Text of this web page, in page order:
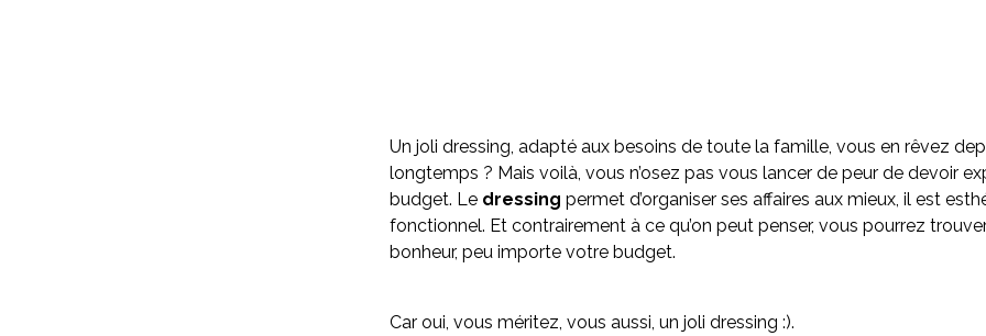
Un joli dressing, adapté aux besoins de toute la famille, vous en rêvez
longtemps ? Mais voilà, vous n’osez pas vous lancer de peur de devoir
budget. Le dressing permet d’organiser ses affaires aux mieux, il est
fonctionnel. Et contrairement à ce qu’on peut penser, vous pourrez
bonheur, peu importe votre budget.
Car oui, vous méritez, vous aussi, un joli dressing :).